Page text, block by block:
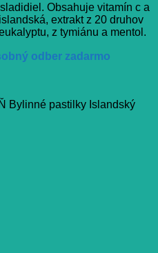
Obsahuje vitamín c a
extrakt z 20 druhov
z tymiánu a mentol.
odber zadarmo
Bylinné pastilky Islandský